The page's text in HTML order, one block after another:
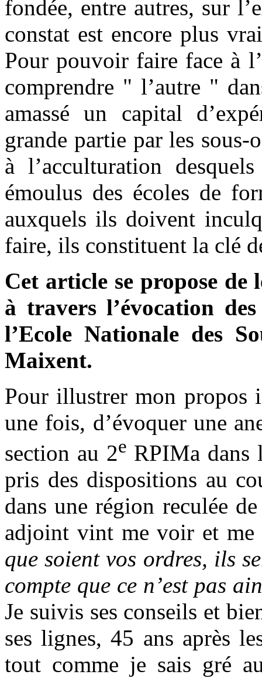
fondée, entre autres, sur
constat est encore plus
Pour pouvoir faire face à
comprendre " l’autre "
amassé un capital
grande partie par les
à l’acculturation
émoulus des écoles de
auxquels ils doivent
faire, ils constituent la clé
Cet article se propose
à travers l’évocation
l’Ecole Nationale des
Maixent.
Pour illustrer mon propos
une fois, d’évoquer une
section au 2e RPIMa dans
pris des dispositions au
dans une région reculée
adjoint vint me voir et
que soient vos ordres, ils
compte que ce n’est pas
Je suivis ses conseils et
ses lignes, 45 ans après
tout comme je sais gré